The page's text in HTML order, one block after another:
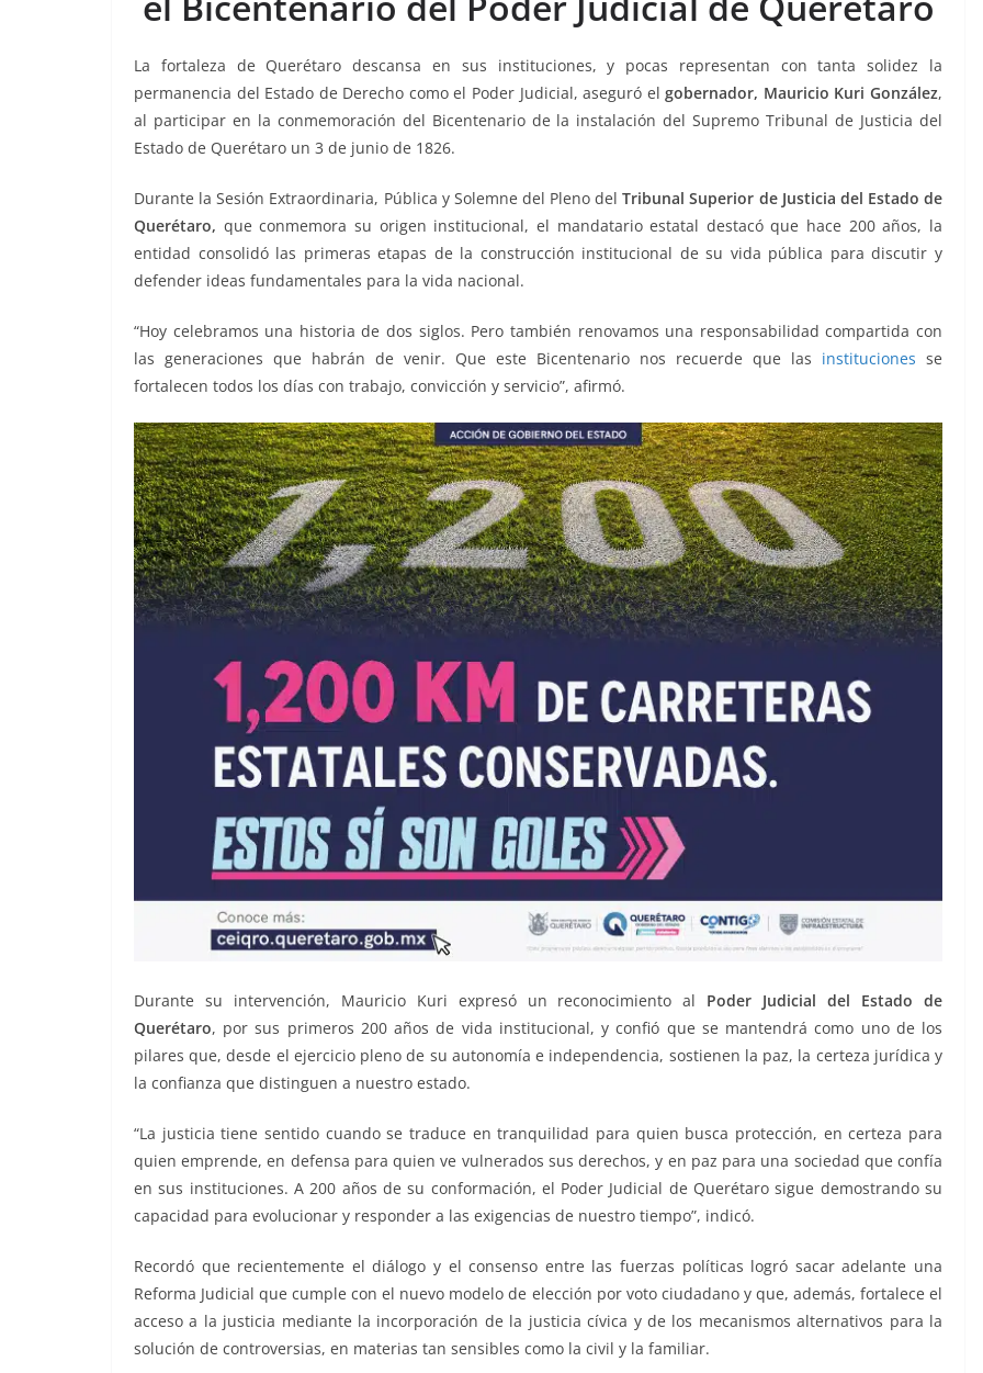
o
o
k
p
p
n
k
m
La fortaleza de Querétaro descansa en sus instituciones, y pocas representan con tanta solidez la
permanencia del Estado de Derecho como el Poder Judicial, aseguró el gobernador, Mauricio Kuri González,
al participar en la conmemoración del Bicentenario de la instalación del Supremo Tribunal de Justicia del
Estado de Querétaro un 3 de junio de 1826.
Durante la Sesión Extraordinaria, Pública y Solemne del Pleno delTribunal Superior de Justicia del Estado de
Querétaro, que conmemora su origen institucional, el mandatario estatal destacó que hace 200 años, la
entidad consolidó las primeras etapas de la construcción institucional de su vida pública para discutir y
defender ideas fundamentales para la vida nacional.
“Hoy celebramos una historia de dos siglos. Pero también renovamos una responsabilidad compartida con
las generaciones que habrán de venir. Que este Bicentenario nos recuerde que las instituciones se
fortalecen todos los días con trabajo, convicción y servicio”, afirmó.
Durante su intervención, Mauricio Kuri expresó un reconocimiento al Poder Judicial del Estado de
Querétaro, por sus primeros 200 años de vida institucional, y confió que se mantendrá como uno de los
pilares que, desde el ejercicio pleno de su autonomía e independencia, sostienen la paz, la certeza jurídica y
la confianza que distinguen a nuestro estado.
“La justicia tiene sentido cuando se traduce en tranquilidad para quien busca protección, en certeza para
quien emprende, en defensa para quien ve vulnerados sus derechos, y en paz para una sociedad que confía
en sus instituciones. A 200 años de su conformación, el Poder Judicial de Querétaro sigue demostrando su
capacidad para evolucionar y responder a las exigencias de nuestro tiempo”, indicó.
Recordó que recientemente el diálogo y el consenso entre las fuerzas políticas logró sacar adelante una
Reforma Judicial que cumple con el nuevo modelo de elección por voto ciudadano y que, además, fortalece el
acceso a la justicia mediante la incorporación de la justicia cívica y de los mecanismos alternativos para la
solución de controversias, en materias tan sensibles como la civil y la familiar.